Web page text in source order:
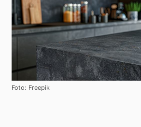
Foto: Freepik